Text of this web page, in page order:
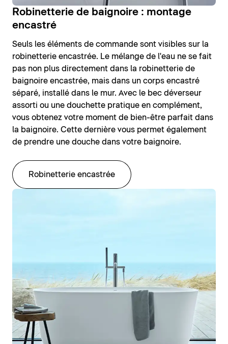
Robinetterie de baignoire : montage
encastré
Seuls les éléments de commande sont visibles sur la
robinetterie encastrée. Le mélange de l'eau ne se fait
pas non plus directement dans la robinetterie de
baignoire encastrée, mais dans un corps encastré
séparé, installé dans le mur. Avec le bec déverseur
assorti ou une douchette pratique en complément,
vous obtenez votre moment de bien-être parfait dans
la baignoire. Cette dernière vous permet également
de prendre une douche dans votre baignoire.
Robinetterie encastrée